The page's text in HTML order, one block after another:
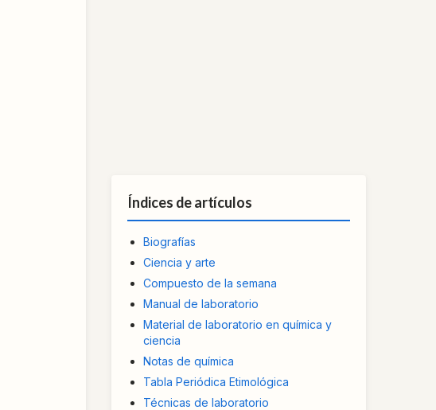
Índices de artículos
Biografías
Ciencia y arte
Compuesto de la semana
Manual de laboratorio
Material de laboratorio en química y
ciencia
Notas de química
Tabla Periódica Etimológica
Técnicas de laboratorio